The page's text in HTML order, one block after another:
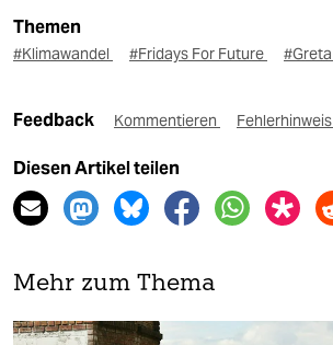
Themen
#Klimawandel #Fridays For Future
Feedback Kommentieren Fehlerhinweis
Diesen Artikel teilen
Mehr zum Thema